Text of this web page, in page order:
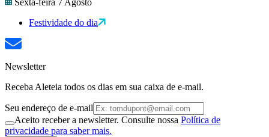
Sexta-feira 7 Agosto
Festividade do dia
Newsletter
Receba Aleteia todos os dias em sua caixa de e-mail.
Seu endereço de e-mail
Aceito receber a newsletter. Consulte nossa Política de
privacidade para saber mais.